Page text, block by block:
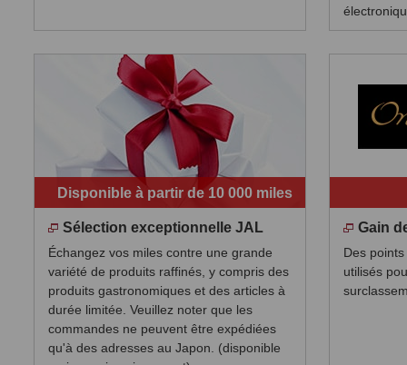
Disponible à partir de 10 000 miles
Sélection exceptionnelle JAL
Échangez vos miles contre une grande
variété de produits raffinés, y compris des
produits gastronomiques et des articles à
durée limitée. Veuillez noter que les
commandes ne peuvent être expédiées
qu'à des adresses au Japon. (disponible
Gain
Des
utilisés